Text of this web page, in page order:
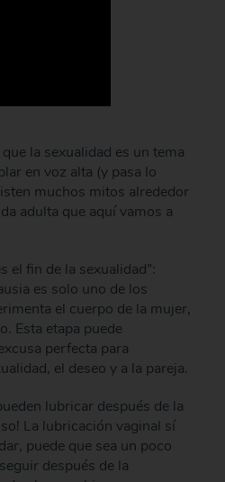
la sexualidad es un tema
en voz alta (y pasa lo
muchos mitos alrededor
adulta que aquí vamos a
el fin de la sexualidad”:
es solo uno de los
el cuerpo de la mujer,
Esta etapa puede
perfecta para
el deseo y a la pareja.
lubricar después de la
La lubricación vaginal sí
puede que sea un poco
después de la